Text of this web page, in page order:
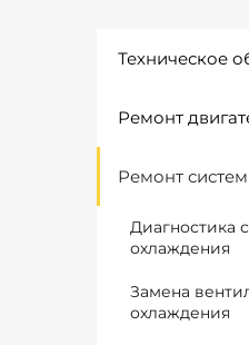
Техническое
Ремонт
Ремонт
Диагностика
охлаждения
Замена
охлаждения